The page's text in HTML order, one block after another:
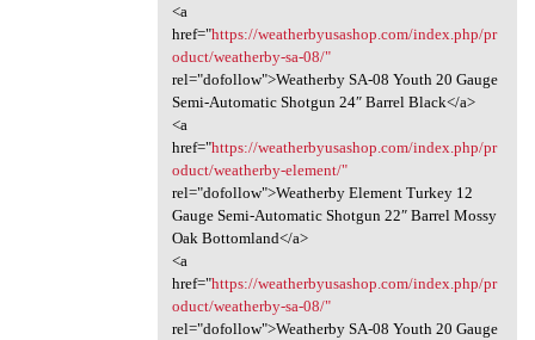
<a
href="https://weatherbyusashop.com/index.php/pr
oduct/weatherby-sa-08/"
rel="dofollow">Weatherby SA-08 Youth 20 Gauge
Semi-Automatic Shotgun 24″ Barrel Black</a>
<a
href="https://weatherbyusashop.com/index.php/pr
oduct/weatherby-element/"
rel="dofollow">Weatherby Element Turkey 12
Gauge Semi-Automatic Shotgun 22″ Barrel Mossy
Oak Bottomland</a>
<a
href="https://weatherbyusashop.com/index.php/pr
oduct/weatherby-sa-08/"
rel="dofollow">Weatherby SA-08 Youth 20 Gauge